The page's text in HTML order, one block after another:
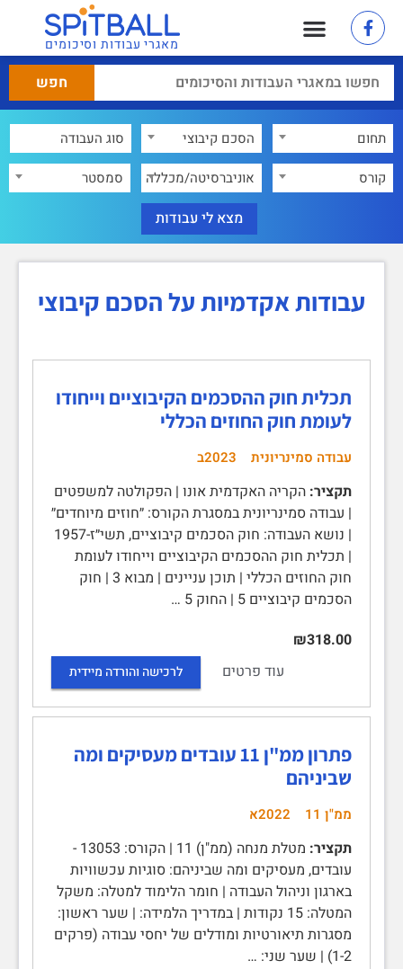
מאגרי עבודות וסיכומים
תחום
הסכם קיבוצי
קורס
אוניברסיטה/מכללה סמסטר
עבודות אקדמיות על הסכם קיבוצי
תכלית חוק ההסכמים הקיבוציים וייחודו
לעומת חוק החוזים הכללי
עבודה סמינריונית 2023ב
תקציר: הקריה האקדמית אונו | הפקולטה למשפטים
| עבודה סמינריונית במסגרת הקורס: ״חוזים מיוחדים״
| נושא העבודה: חוק הסכמים קיבוציים, תשי״ז-1957
| תכלית חוק ההסכמים הקיבוציים וייחודו לעומת
חוק החוזים הכללי | תוכן עניינים | מבוא 3 | חוק
הסכמים קיבוציים 5 | החוק 5 …
₪318.00
עוד פרטים
לרכישה והורדה מיידית
פתרון ממ"ן 11 עובדים מעסיקים ומה
שביניהם
ממ"ן 11 2022א
תקציר:
מטלת מנחה (ממ"ן) 11 | הקורס: 13053 -
עובדים, מעסיקים ומה שביניהם: סוגיות עכשוויות
בארגון וניהול העבודה‏ | חומר הלימוד למטלה: משקל
המטלה: 15 נקודות | במדריך הלמידה: | שער ראשון:
מסגרות תיאורטיות ומודלים של יחסי עבודה (פרקים
1-2) | שער שני: …